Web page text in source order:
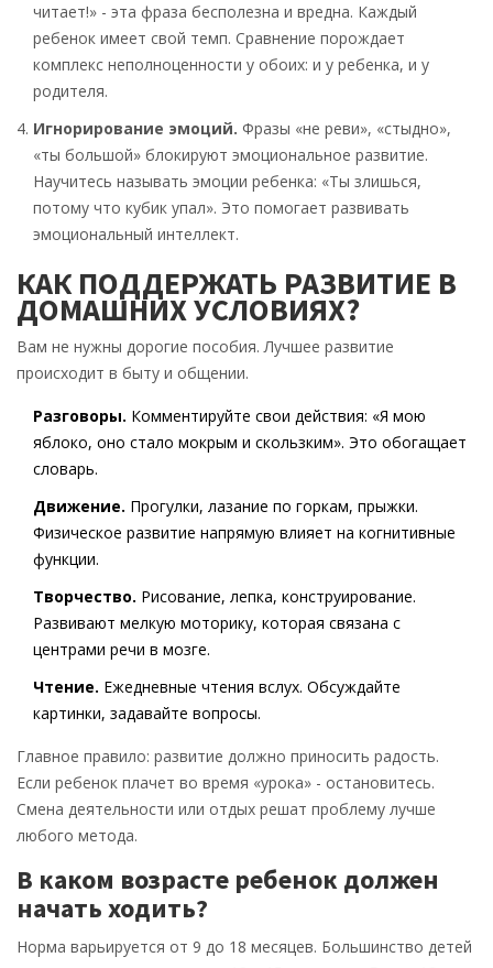
читает!» - эта фраза бесполезна и вредна. Каждый
ребенок имеет свой темп. Сравнение порождает
комплекс неполноценности у обоих: и у ребенка, и у
родителя.
Игнорирование эмоций. Фразы «не реви», «стыдно»,
«ты большой» блокируют эмоциональное развитие.
Научитесь называть эмоции ребенка: «Ты злишься,
потому что кубик упал». Это помогает развивать
эмоциональный интеллект.
КАК ПОДДЕРЖАТЬ РАЗВИТИЕ В
ДОМАШНИХ УСЛОВИЯХ?
Вам не нужны дорогие пособия. Лучшее развитие
происходит в быту и общении.
Разговоры. Комментируйте свои действия: «Я мою
яблоко, оно стало мокрым и скользким». Это обогащает
словарь.
Движение. Прогулки, лазание по горкам, прыжки.
Физическое развитие напрямую влияет на когнитивные
функции.
Творчество. Рисование, лепка, конструирование.
Развивают мелкую моторику, которая связана с
центрами речи в мозге.
Чтение. Ежедневные чтения вслух. Обсуждайте
картинки, задавайте вопросы.
Главное правило: развитие должно приносить радость.
Если ребенок плачет во время «урока» - остановитесь.
Смена деятельности или отдых решат проблему лучше
любого метода.
В каком возрасте ребенок должен
начать ходить?
Норма варьируется от 9 до 18 месяцев. Большинство детей